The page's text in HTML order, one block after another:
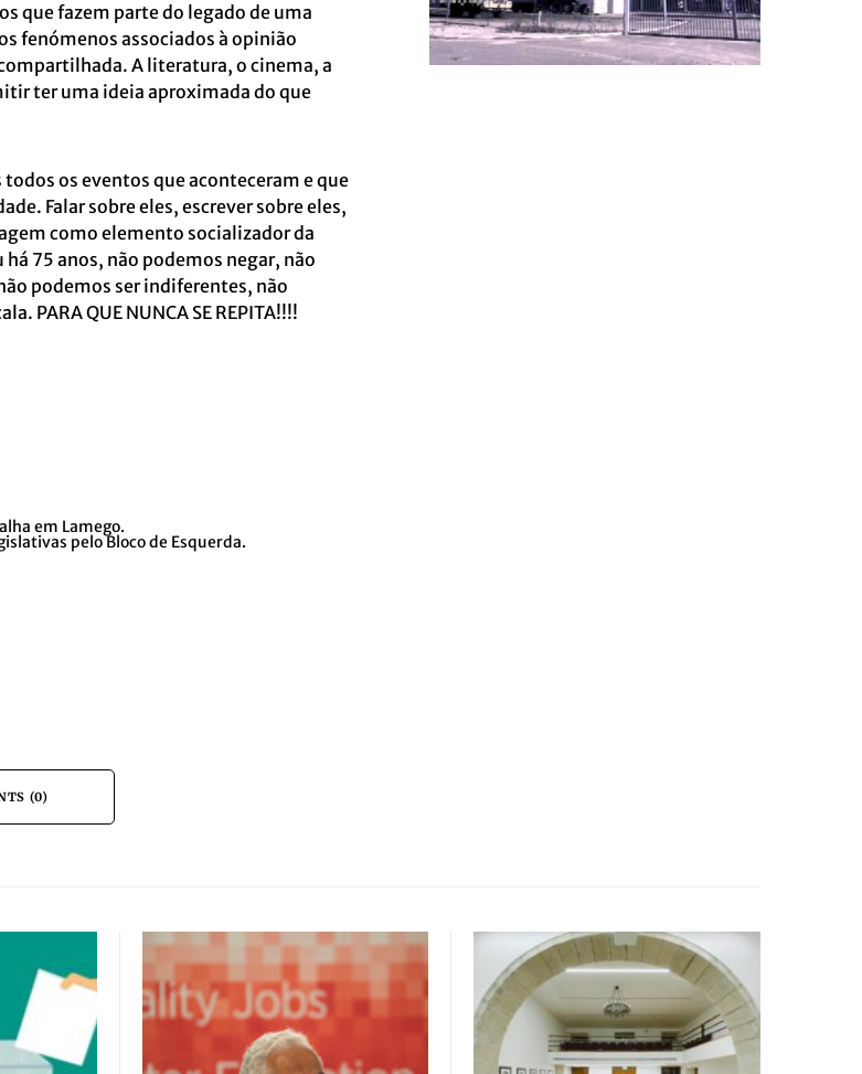
que fazem parte do legado de uma
fenómenos associados à opinião
A literatura, o cinema, a
ter uma ideia aproximada do que
os eventos que aconteceram e que
Falar sobre eles, escrever sobre eles,
como elemento socializador da
75 anos, não podemos negar, não
podemos ser indiferentes, não
PARA QUE NUNCA SE REPITA!!!!
em Lamego.
pelo Bloco de Esquerda.
(0)